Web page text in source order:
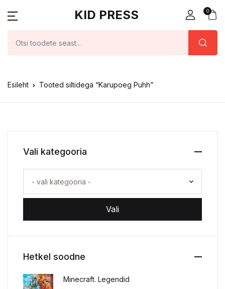
KID PRESS 0
Esileht Tooted siltidega “Karupoeg Puhh”
Vali kategooria
Vali
Hetkel soodne
Minecraft. Legendid